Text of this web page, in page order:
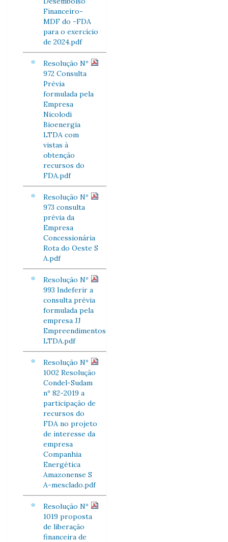
Financeiro-
MDF do -FDA
para o exercício
de 2024.pdf
Resolução Nº
972 Consulta
Prévia
formulada pela
Empresa
Nicolodi
Bioenergia
LTDA com
vistas à
obtenção
recursos do
FDA.pdf
Resolução Nº
973 consulta
prévia da
Empresa
Concessionária
Rota do Oeste S
A.pdf
Resolução Nº
993 Indeferir a
consulta prévia
formulada pela
empresa JJ
Empreendimentos
LTDA.pdf
Resolução Nº
1002 Resolução
Condel-Sudam
nº 82-2019 a
participação de
recursos do
FDA no projeto
de interesse da
empresa
Companhia
Energética
Amazonense S
A-mesclado.pdf
Resolução Nº
1019 proposta
de liberação
financeira de